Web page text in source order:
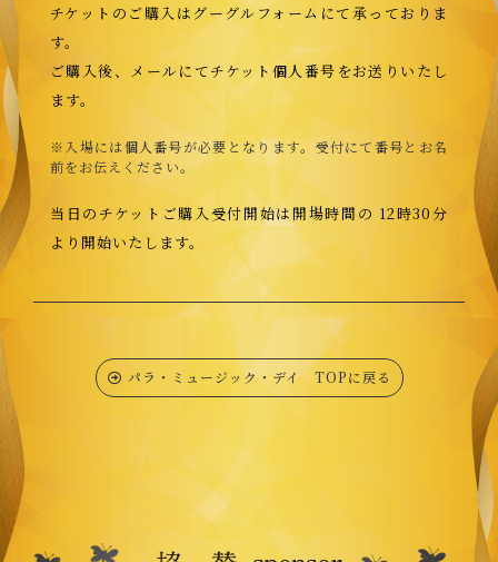
チケットのご購入はグーグルフォームにて承っておりま
す。
ご購入後、メールにてチケット個人番号をお送りいたし
ます。
※入場には個人番号が必要となります。受付にて番号とお名
前をお伝えください。
当日のチケットご購入受付開始は開場時間の 12時30分
より開始いたします。
パラ・ミュージック・デイ TOPに戻る